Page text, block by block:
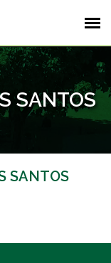
SANTOS
SANTOS